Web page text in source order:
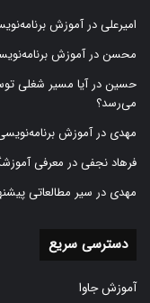
امیرعلیدرآموزش
محسندرآموزش
حسیندر
می‌رسد؟
مهدی درآموزش
فرهاد نجفیدر معرفی
مهدی در سیر مطالعاتی
دسترسی سریع
آموزش جاوا